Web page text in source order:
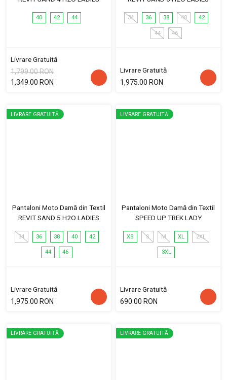
40 42 44
Livrare Gratuită
1,799.00 RON
1,349.00 RON
34 36 38 40 42
44 46
Livrare Gratuită
1,975.00 RON
LIVRARE GRATUITĂ
Pantaloni Moto Damă din Textil
REVIT SAND 5 H2O LADIES
34 36 38 40 42
44 46
Livrare Gratuită
1,975.00 RON
LIVRARE GRATUITĂ
Pantaloni Moto Damă din Textil
SPEED UP TREK LADY
XS S M XL 2XL
3XL
Livrare Gratuită
690.00 RON
LIVRARE GRATUITĂ LIVRARE GRATUITĂ